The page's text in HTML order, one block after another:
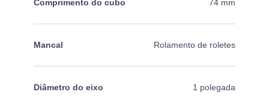
Comprimento do cubo 74 mm
Mancal Rolamento de roletes
Diâmetro do eixo 1 polegada